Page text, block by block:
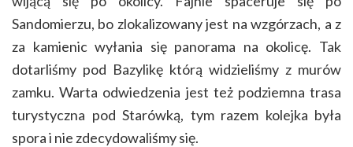
Sandomierzu, bo zlokalizowany jest na wzgórzach, a z
za kamienic wyłania się panorama na okolicę. Tak
dotarliśmy pod Bazylikę którą widzieliśmy z murów
zamku. Warta odwiedzenia jest też podziemna trasa
turystyczna pod Starówką, tym razem kolejka była
spora i nie zdecydowaliśmy się.